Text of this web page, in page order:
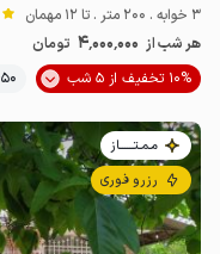
3 خوابه . 200 متر . تا 12 مهمان
هر شب از 4٬000٬000 تومان
10% تخفیف از 5 شب
50+ رزرو موفق
مـمـتــــــاز
رزرو فوری